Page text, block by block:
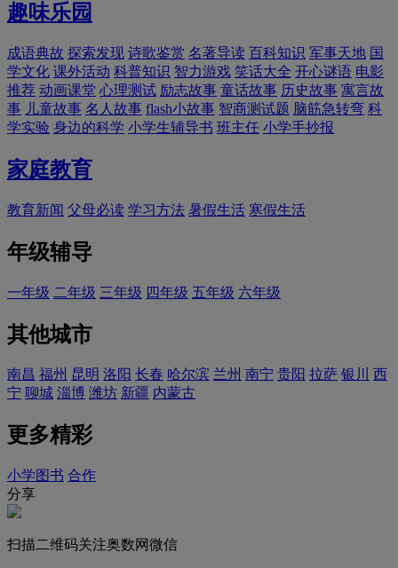
趣味乐园
成语典故 探索发现 诗歌鉴赏 名著导读 百科知识 军事天地 国
学文化 课外活动 科普知识 智力游戏 笑话大全 开心谜语 电影
推荐 动画课堂 心理测试 励志故事 童话故事 历史故事 寓言故
事 儿童故事 名人故事 flash小故事 智商测试题 脑筋急转弯 科
学实验 身边的科学 小学生辅导书 班主任 小学手抄报
家庭教育
教育新闻 父母必读 学习方法 暑假生活 寒假生活
年级辅导
一年级 二年级 三年级 四年级 五年级 六年级
其他城市
南昌 福州 昆明 洛阳 长春 哈尔滨 兰州 南宁 贵阳 拉萨 银川 西
宁 聊城 淄博 潍坊 新疆 内蒙古
更多精彩
小学图书 合作
分享
扫描二维码关注奥数网微信